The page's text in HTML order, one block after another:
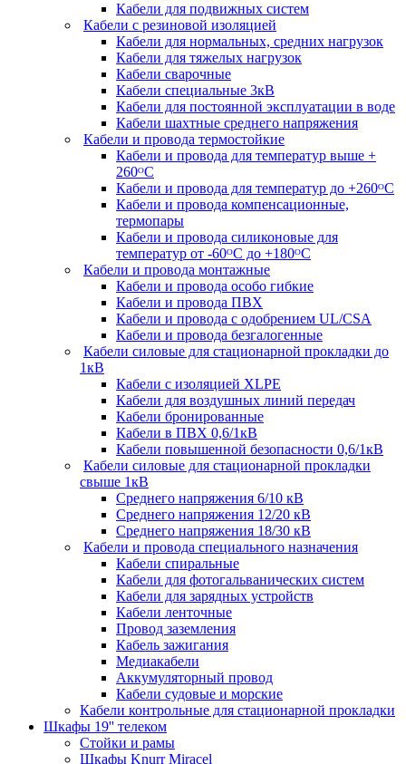
Кабели для подвижных систем
Кабели с резиновой изоляцией
Кабели для нормальных, средних нагрузок
Кабели для тяжелых нагрузок
Кабели сварочные
Кабели специальные 3кВ
Кабели для постоянной эксплуатации в воде
Кабели шахтные среднего напряжения
Кабели и провода термостойкие
Кабели и провода для температур выше +
260ᴼС
Кабели и провода для температур до +260ᴼС
Кабели и провода компенсационные,
термопары
Кабели и провода силиконовые для
температур от -60ᴼC до +180ᴼС
Кабели и провода монтажные
Кабели и провода особо гибкие
Кабели и провода ПВХ
Кабели и провода с одобрением UL/CSA
Кабели и провода безгалогенные
Кабели силовые для стационарной прокладки до
1кВ
Кабели c изоляцией XLPE
Кабели для воздушных линий передач
Кабели бронированные
Кабели в ПВХ 0,6/1кВ
Кабели повышенной безопасности 0,6/1кВ
Кабели силовые для стационарной прокладки
свыше 1кВ
Среднего напряжения 6/10 кВ
Среднего напряжения 12/20 кВ
Среднего напряжения 18/30 кВ
Кабели и провода специального назначения
Кабели спиральные
Кабели для фотогальванических систем
Кабели для зарядных устройств
Кабели ленточные
Провод заземления
Кабель зажигания
Медиакабели
Аккумуляторный провод
Кабели судовые и морские
Кабели контрольные для стационарной прокладки
Шкафы 19'' телеком
Стойки и рамы
Шкафы Knurr Miracel